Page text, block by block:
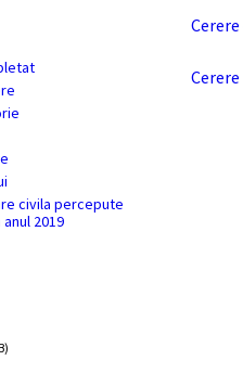
civila percepute
2019